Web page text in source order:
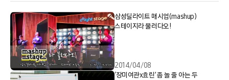
삼성딜라이트 매시업(mashup)
스테이지라 불러다오!
2014/04/08
‘장미여관x효린’ 좀 놀 줄 아는 두